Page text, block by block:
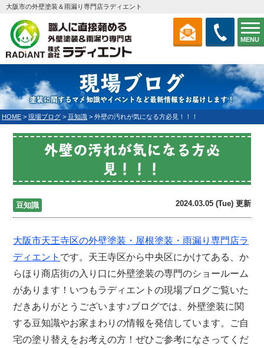
MENU
大阪市の外壁塗装＆雨漏り専門店ラディエント
現場ブログ
塗装に関するマメ知識やイベントなど最新情報をお届けします！
HOME > 現場ブログ > 豆知識 > 外壁の汚れが気になる方必見！！！
外壁の汚れが気になる方必
見！！！
豆知識 2024.03.05 (Tue) 更新
大阪市天王寺区の外壁塗装・屋根塗装・雨漏り専門店ラ
ディエント です。天王寺区から中央区にかけてある、か
らほり商店街の入り口に外壁塗装の専門のショールーム
があります！いつもラディエントの現場ブログご覧いた
だきありがとうございます♪ブログでは、外壁塗装に関
する豆知識やお家まわりの情報を発信しています。ご自
宅の塗り替えをお考えの方！ぜひご参考になさってくだ